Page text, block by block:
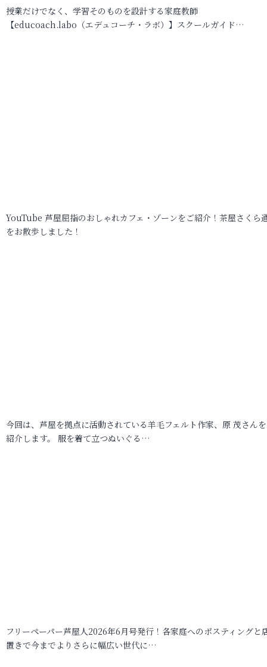
授業だけでなく、学習そのものを設計する家庭教師
【educoach.labo（エデュコーチ・ラボ）】スクールガイド…
YouTube 芦屋屈指のおしゃれカフェ・ゾーンをご紹介！茶屋さくら
をお散歩しました！
今回は、芦屋を拠点に活動されている羊毛フェルト作家、原 茂さん
紹介します。 服を着て立つぬいぐる…
フリーペーパー芦屋人2026年6月号発行！各家庭へのポスティングと
置きで今までよりさらに幅広い世代に…